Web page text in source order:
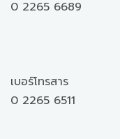
0 2265 6689
เบอร์โทรสาร
0 2265 6511